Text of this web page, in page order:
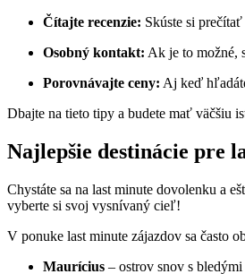
Čítajte recenzie: Skúste si
Osobný kontakt: Ak je to možné,
Porovnávajte ceny: Aj keď
Dbajte na tieto tipy a budete mať väčšiu
Najlepšie destinácie pre
Chystáte sa na last minute dovolenku a
vyberte si svoj vysnívaný cieľ!
V ponuke last minute zájazdov sa často
Maurícius – ostrov snov s